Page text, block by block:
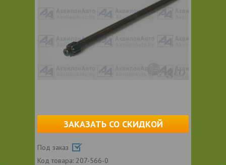
ЗАКАЗАТЬ СО СКИДКОЙ
Под заказ
Код товара: 207-566-0